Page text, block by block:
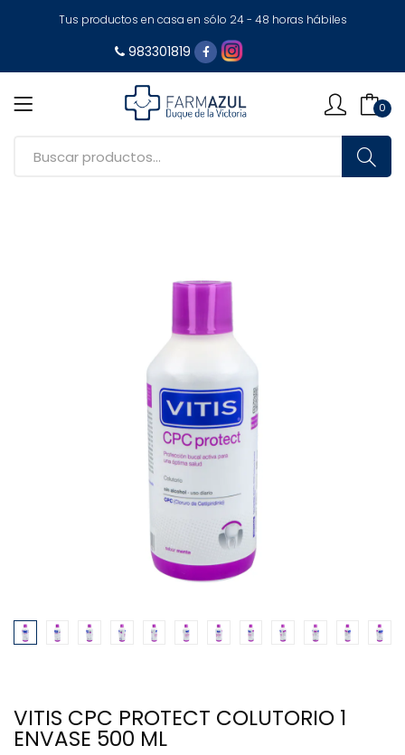
Tus productos en casa en sólo 24 - 48 horas hábiles
983301819
0
VITIS CPC PROTECT COLUTORIO 1
ENVASE 500 ML